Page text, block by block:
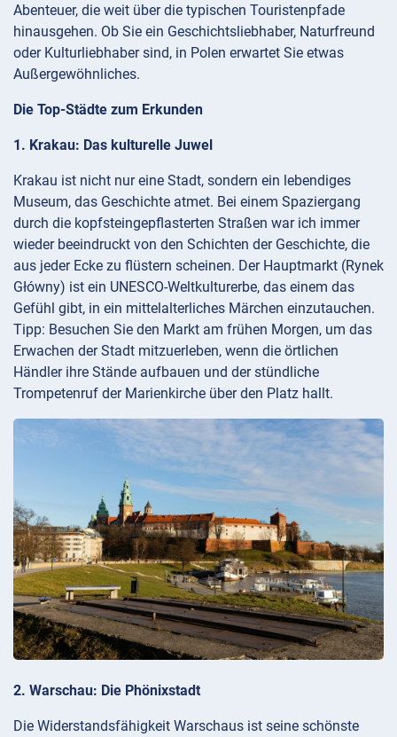
Abenteuer, die weit über die typischen Touristenpfade
hinausgehen. Ob Sie ein Geschichtsliebhaber, Naturfreund
oder Kulturliebhaber sind, in Polen erwartet Sie etwas
Außergewöhnliches.
Die Top-Städte zum Erkunden
1. Krakau: Das kulturelle Juwel
Krakau ist nicht nur eine Stadt, sondern ein lebendiges
Museum, das Geschichte atmet. Bei einem Spaziergang
durch die kopfsteingepflasterten Straßen war ich immer
wieder beeindruckt von den Schichten der Geschichte, die
aus jeder Ecke zu flüstern scheinen. Der Hauptmarkt (Rynek
Główny) ist ein UNESCO-Weltkulturerbe, das einem das
Gefühl gibt, in ein mittelalterliches Märchen einzutauchen.
Tipp: Besuchen Sie den Markt am frühen Morgen, um das
Erwachen der Stadt mitzuerleben, wenn die örtlichen
Händler ihre Stände aufbauen und der stündliche
Trompetenruf der Marienkirche über den Platz hallt.
2. Warschau: Die Phönixstadt
Die Widerstandsfähigkeit Warschaus ist seine schönste